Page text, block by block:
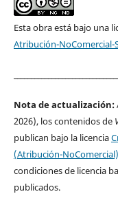
Esta obra está bajo una
Atribución-NoComercial-
Nota de actualización:
2026), los contenidos de
publican bajo la licencia
(Atribución-
condiciones de licencia
publicados.